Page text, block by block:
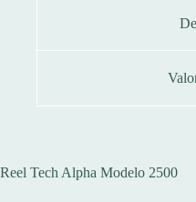
Reel Tech Alpha Modelo 2500